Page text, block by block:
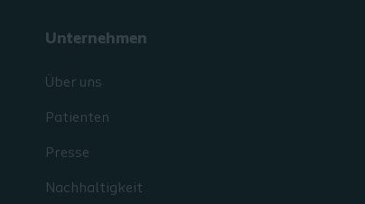
Unternehmen
Über uns
Patienten
Presse
Nachhaltigkeit